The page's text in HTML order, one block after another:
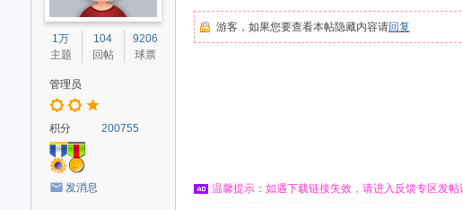
1万
主题
104
回帖
9206
球票
管理员
积分 200755
发消息
游客，如果您要查看本帖隐藏内容请回复
温馨提示：如遇下载链接失效，请进入反馈专区发